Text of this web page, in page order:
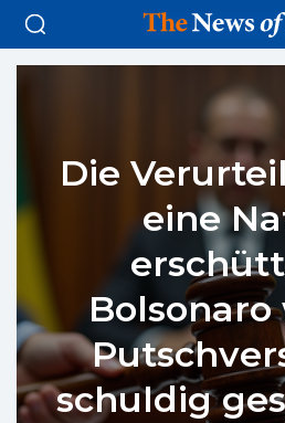
Die
eine
Bolsonaro
schuldig